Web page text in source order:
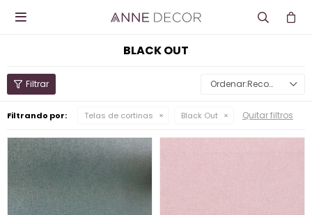

BLACK OUT
Recomendados
Filtrando por: Telas de cortinas Black Out Quitar filtros